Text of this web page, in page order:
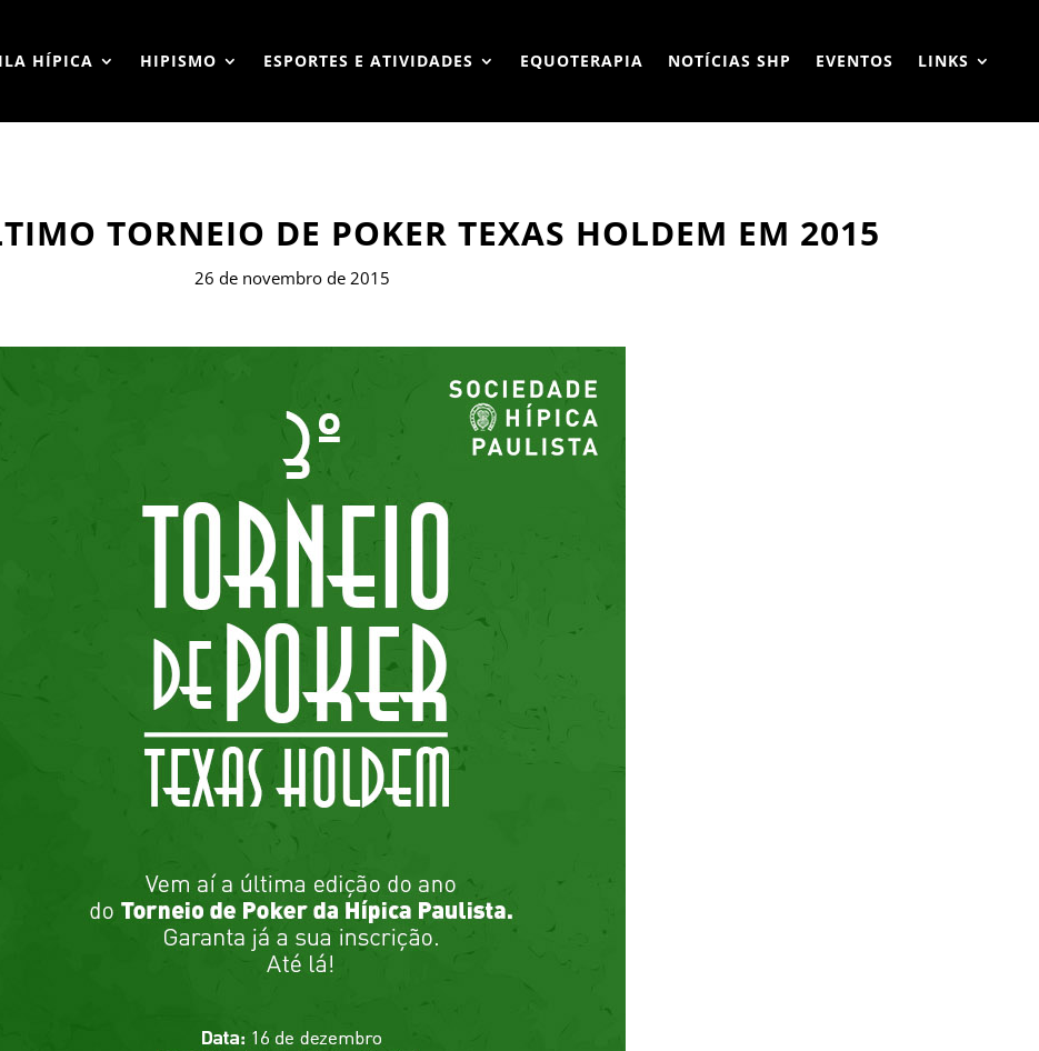
HÍPICA HIPISMO ESPORTES E ATIVIDADES EQUOTERAPIA NOTÍCIAS SHP EVENTOS LINKS
TORNEIO DE POKER TEXAS HOLDEM EM 2015
26 de novembro de 2015